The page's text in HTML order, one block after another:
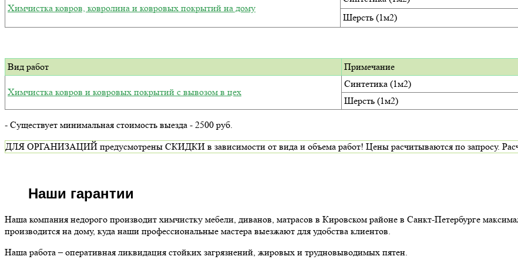
Химчистка ковров, ковролина и ковровых покрытий на дому
Шерсть (1м2)
Вид работ Примечание
Химчистка ковров и ковровых покрытий с вывозом в цех
Синтетика (1м2)
Шерсть (1м2)
- Существует минимальная стоимость выезда - 2500 руб.
ДЛЯ ОРГАНИЗАЦИЙ предусмотрены СКИДКИ в зависимости от вида и объема работ! Цены расчитываются по запросу.
Наши гарантии
Наша компания недорого производит химчистку мебели, диванов, матрасов в Кировском районе в Санкт-Петербурге
производится на дому, куда наши профессиональные мастера выезжают для удобства клиентов.
Наша работа – оперативная ликвидация стойких загрязнений, жировых и трудновыводимых пятен.